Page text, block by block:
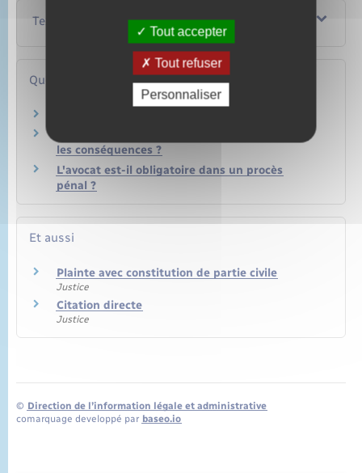
Textes de référence
Questions ? Réponses !
les conséquences ?
L'avocat est-il obligatoire dans un procès
pénal ?
Et aussi
Plainte avec constitution de partie civile
Justice
Citation directe
Justice
© Direction de l’information légale et administrative
comarquage developpé par baseo.io
Tout accepter
Tout refuser
Personnaliser